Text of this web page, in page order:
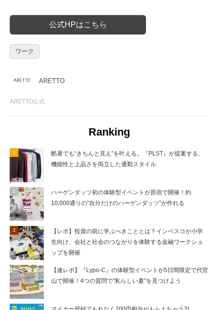
公式HPはこちら
ワーク
ARETTO
ARETTO公式
Ranking
酷暑でも“きちんと見え”を叶える。『PLST』が提案する、
機能性と上品さを両立した通勤スタイル
ハーゲンダッツ初の体験型イベントが原宿で開催！約
10,000通りの“自分だけのハーゲンダッツ”が作れる
【レポ】投資の前に学ぶべきこととは？インベスコが小学
生向け、会社と社会のつながりを体験する金融ワークショ
ップを開催
【速レポ】『Lypo-C』の体験型イベントが5日間限定で代官
山で開催！4つの質問で"私らしい夏"を見つけよう